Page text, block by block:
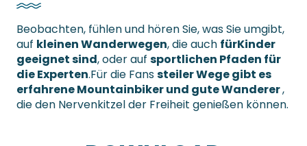
Beobachten, fühlen und hören Sie, was Sie umgibt,
auf kleinen Wanderwegen, die auch fürKinder
geeignet sind, oder auf sportlichen Pfaden für
die Experten.Für die Fanssteiler Wege gibt es
erfahrene Mountainbiker und gute Wanderer,
die den Nervenkitzel der Freiheit genießen können.